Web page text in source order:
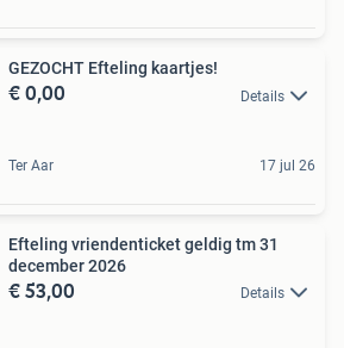
GEZOCHT Efteling kaartjes!
€ 0,00 Details
Ter Aar 17 jul 26
Efteling vriendenticket geldig tm 31
december 2026
€ 53,00 Details